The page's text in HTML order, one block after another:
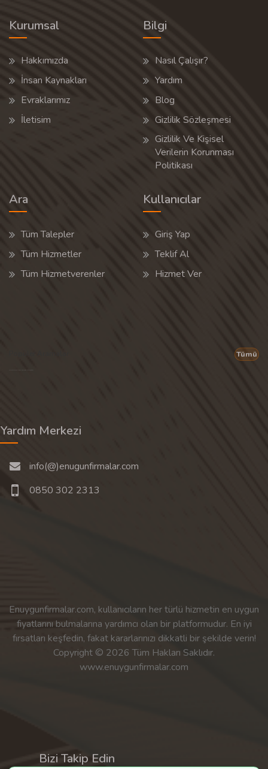
Kurumsal
Hakkımızda
İnsan Kaynakları
Evraklarımız
İletisim
Bilgi
Nasıl Çalışır?
Yardım
Blog
Gizlilik Sözleşmesi
Gizlilik Ve Kişisel
Verilerin Korunması
Politikası
Ara
Tüm Talepler
Tüm Hizmetler
Tüm Hizmetverenler
Kullanıcılar
Giriş Yap
Teklif Al
Hizmet Ver
Tümü
Yardım Merkezi
info(@)enugunfirmalar.com
0850 302 2313
Enuygunfirmalar.com, kullanıcıların her türlü hizmetin en uygun
fiyatlarını bulmalarına yardımcı olan bir platformudur. En iyi
fırsatları keşfedin, fakat kararlarınızı dikkatli bir şekilde verin!
Copyright © 2026 Tüm Hakları Saklıdır.
www.enuygunfirmalar.com
Bizi Takip Edin